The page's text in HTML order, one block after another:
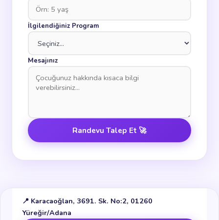
İlgilendiğiniz Program
Mesajınız
Randevu Talep Et 🚀
📍 Karacaoğlan, 3691. Sk. No:2, 01260
Yüreğir/Adana